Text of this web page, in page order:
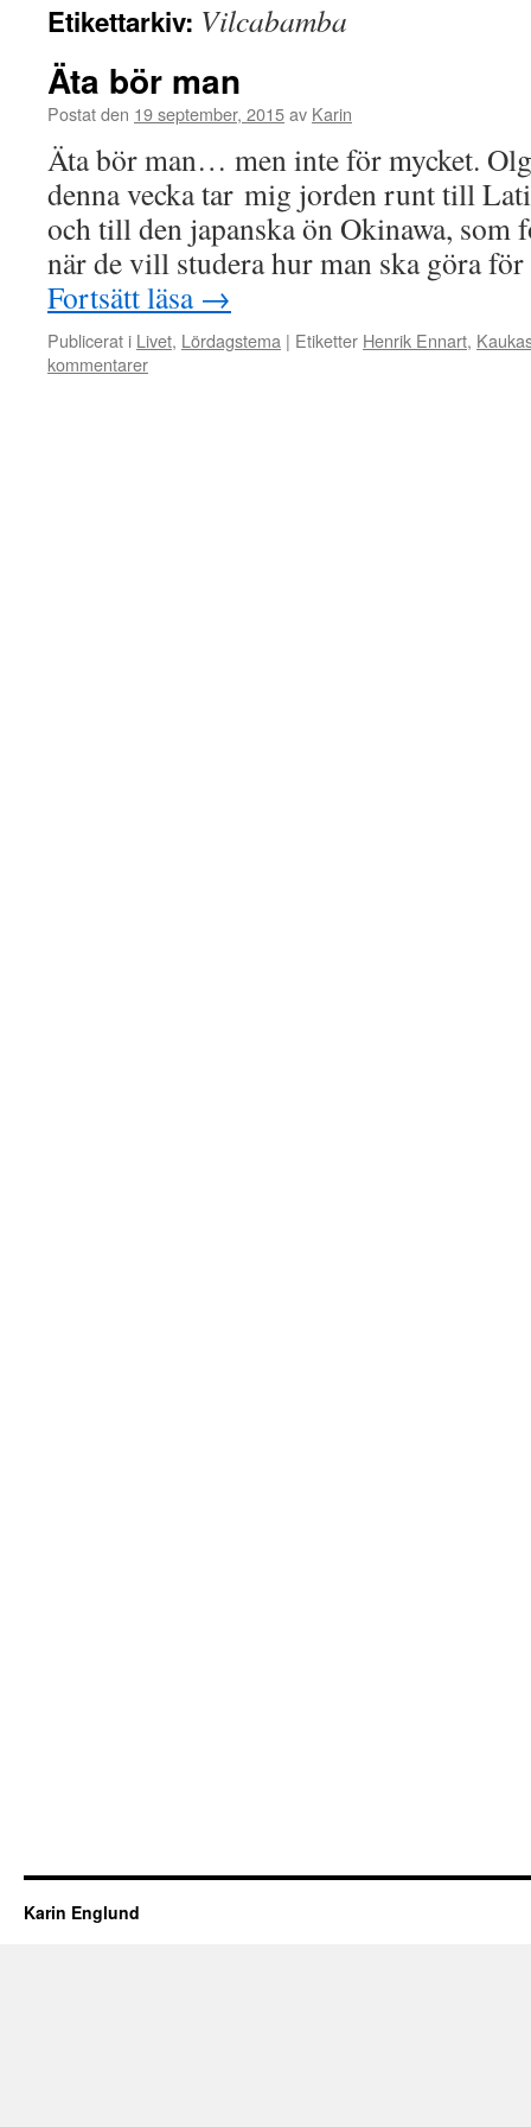
Etikettarkiv: Vilcabamba
Äta bör man
Postat den 19 september, 2015av Karin
Äta bör man… men inte för mycket.
denna vecka tar mig jorden runt till
och till den japanska ön Okinawa, som
när de vill studera hur man ska göra
Fortsätt läsa →
Publicerat i Livet, Lördagstema | Etiketter Henrik Ennart,
kommentarer
Karin Englund